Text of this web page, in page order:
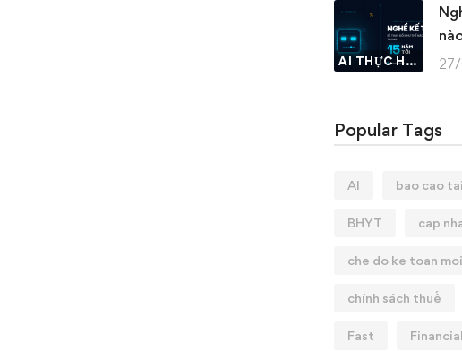
AI THỰC HÀNH
Popular Tags
AI bao cao
BHYT cap
che do ke toan moi
chính sách thuế
Fast